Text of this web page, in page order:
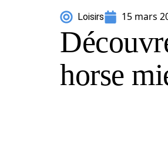
Loisirs 15 mars
horse